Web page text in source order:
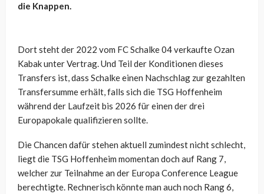
die Knappen.
Dort steht der 2022 vom FC Schalke 04 verkaufte Ozan
Kabak unter Vertrag. Und Teil der Konditionen dieses
Transfers ist, dass Schalke einen Nachschlag zur gezahlten
Transfersumme erhält, falls sich die TSG Hoffenheim
während der Laufzeit bis 2026 für einen der drei
Europapokale qualifizieren sollte.
Die Chancen dafür stehen aktuell zumindest nicht schlecht,
liegt die TSG Hoffenheim momentan doch auf Rang 7,
welcher zur Teilnahme an der Europa Conference League
berechtigte. Rechnerisch könnte man auch noch Rang 6,